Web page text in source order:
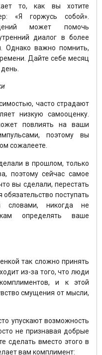
то, как вы хотите
«Я горжусь собой».
может помочь
диалог в более
Однако важно помнить,
Дайте себе месяц
часто страдают
низкую самооценку.
повлиять на ваши
поэтому вы
сожалеете.
в прошлом, только
поэтому сейчас самое
вы сделали, перестать
поступать
никогда не
определять ваше
так сложно принять
из-за того, что люди
и к этой
смущения от мысли,
упускают возможность
не признавая добрые
сделать вместо этого в
вам комплимент: